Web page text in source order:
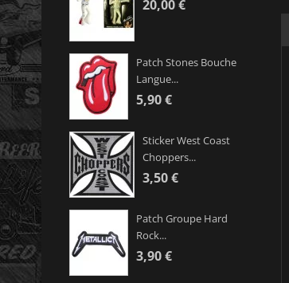
20,00 €
Patch Stones Bouche
Langue...
5,90 €
Sticker West Coast
Choppers...
3,50 €
Patch Groupe Hard
Rock...
3,90 €